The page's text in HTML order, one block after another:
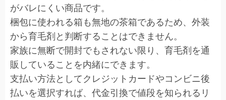
がバレにくい商品です。
梱包に使われる箱も無地の茶箱であるため、外装
から育毛剤と判断することはできません。
家族に無断で開封でもされない限り、育毛剤を通
販していることを内緒にできます。
支払い方法としてクレジットカードやコンビニ後
払いを選択すれば、代金引換で値段を知られるリ